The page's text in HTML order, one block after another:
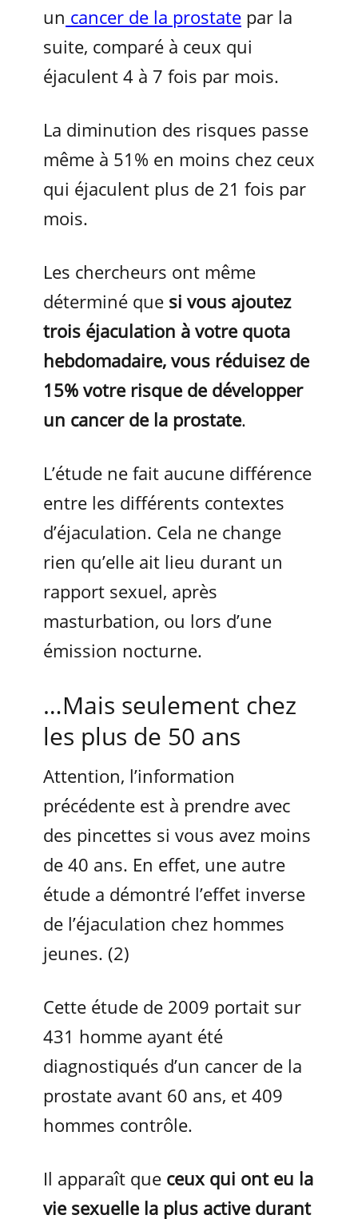
un cancer de la prostate par la
suite, comparé à ceux qui
éjaculent 4 à 7 fois par mois.
La diminution des risques passe
même à 51% en moins chez ceux
qui éjaculent plus de 21 fois par
mois.
Les chercheurs ont même
déterminé que si vous ajoutez
trois éjaculation à votre quota
hebdomadaire, vous réduisez de
15% votre risque de développer
un cancer de la prostate.
L’étude ne fait aucune différence
entre les différents contextes
d’éjaculation. Cela ne change
rien qu’elle ait lieu durant un
rapport sexuel, après
masturbation, ou lors d’une
émission nocturne.
…Mais seulement chez
les plus de 50 ans
Attention, l’information
précédente est à prendre avec
des pincettes si vous avez moins
de 40 ans. En effet, une autre
étude a démontré l’effet inverse
de l’éjaculation chez hommes
jeunes. (2)
Cette étude de 2009 portait sur
431 homme ayant été
diagnostiqués d’un cancer de la
prostate avant 60 ans, et 409
hommes contrôle.
Il apparaît que ceux qui ont eu la
vie sexuelle la plus active durant